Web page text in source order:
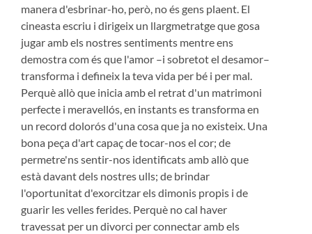
manera d'esbrinar-ho, però, no és gens plaent. El
cineasta escriu i dirigeix un llargmetratge que gosa
jugar amb els nostres sentiments mentre ens
demostra com és que l'amor –i sobretot el desamor–
transforma i defineix la teva vida per bé i per mal.
Perquè allò que inicia amb el retrat d'un matrimoni
perfecte i meravellós, en instants es transforma en
un record dolorós d'una cosa que ja no existeix. Una
bona peça d'art capaç de tocar-nos el cor; de
permetre'ns sentir-nos identificats amb allò que
està davant dels nostres ulls; de brindar
l'oportunitat d'exorcitzar els dimonis propis i de
guarir les velles ferides. Perquè no cal haver
travessat per un divorci per connectar amb els